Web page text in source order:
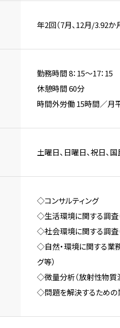
年2回（7月、12月/3.92か
勤務時間 8：15～17：15
休憩時間 60分
時間外労働 15時間／月
土曜日、日曜日、祝日、
◇コンサルティング
◇生活環境に関する調査
◇社会環境に関する調査（
◇自然・環境に関する業
グ等）
◇微量分析（放射性物質
◇問題を解決するための